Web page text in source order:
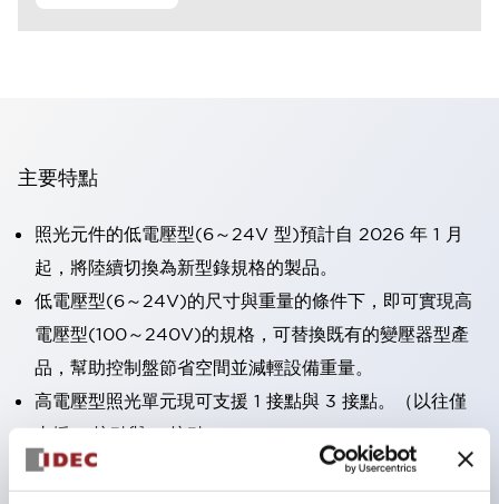
主要特點
照光元件的低電壓型(6～24V 型)預計自 2026 年 1 月
起，將陸續切換為新型錄規格的製品。
低電壓型(6～24V)的尺寸與重量的條件下，即可實現高
電壓型(100～240V)的規格，可替換既有的變壓器型產
品，幫助控制盤節省空間並減輕設備重量。
高電壓型照光單元現可支援 1 接點與 3 接點。（以往僅
支援 2 接點與 4 接點）。
採用一體成型端子蓋，具備極高安全性的手指保護結構。